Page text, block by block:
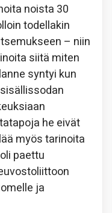
noista 30
todellakin
– niin
siitä miten
syntyi kun
he eivät
myös tarinoita
paettu
ja